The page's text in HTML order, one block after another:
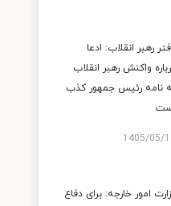
رهبر انقلاب: ادعا
واکنش رهبر انقلاب
نامه رئیس جمهور کذب
1405/05/
امور خارجه: برای دفاع